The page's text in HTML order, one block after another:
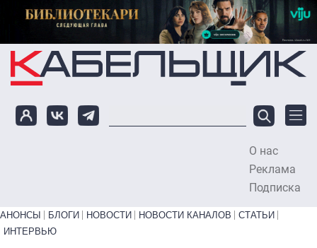
Перейти к основному содержанию
О нас
Реклама
Подписка
Primary links bottom
АНОНСЫ БЛОГИ НОВОСТИ НОВОСТИ КАНАЛОВ
СТАТЬИ
ИНТЕРВЬЮ